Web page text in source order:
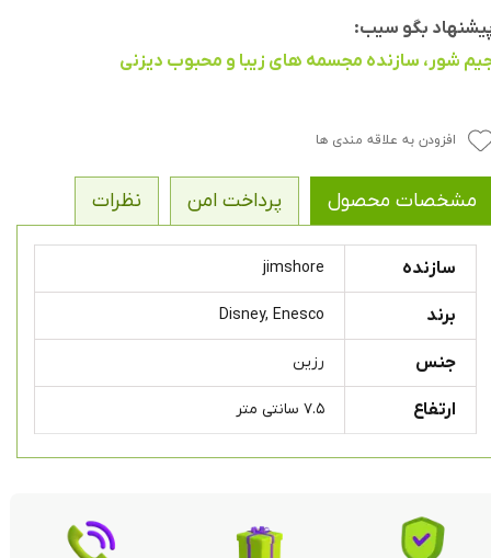
بگو سیب:
شور، سازنده مجسمه های زیبا و محبوب دیزنی
افزودن به علاقه مندی ها
مشخصات محصول پرداخت امن نظرات
سازنده jimshore
برند Disney, Enesco
جنس رزین
ارتفاع ۷.۵ سانتی متر